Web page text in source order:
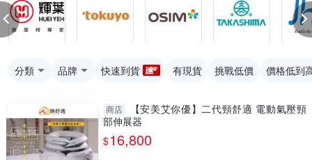
分類 品牌 快速到貨 有現貨 挑戰低價 價格低到
商店
【安美艾你優】二代頸舒適 電動氣壓頸
部伸展器
$16,800